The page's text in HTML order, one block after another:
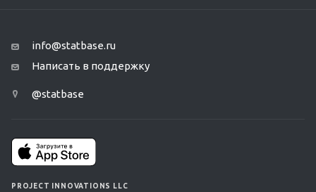
info@statbase.ru
Написать в поддержку
@statbase
PROJECT INNOVATIONS LLC